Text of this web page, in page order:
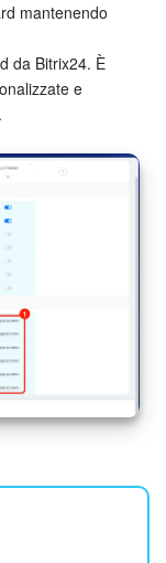
mantenendo
da Bitrix24. È
e